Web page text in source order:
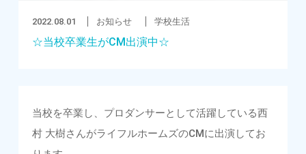
2022.08.01 お知らせ 学校生活
☆当校卒業生がCM出演中☆
当校を卒業し、プロダンサーとして活躍している西
村 大樹さんがライフルホームズのCMに出演してお